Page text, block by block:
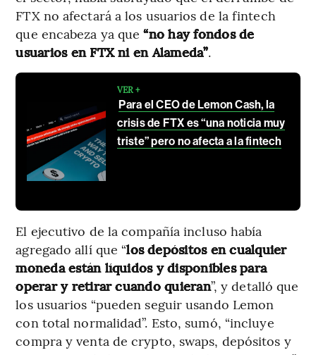
FTX no afectará a los usuarios de la fintech
que encabeza ya que“no hay fondos de
usuarios en FTX ni en Alameda”.
VER +
Para el CEO de Lemon Cash, la
crisis de FTX es “una noticia muy
triste” pero no afecta a la fintech
El ejecutivo de la compañía incluso había
agregado allí que “los depósitos en cualquier
moneda están líquidos y disponibles para
operar y retirar cuando quieran”, y detalló que
los usuarios “pueden seguir usando Lemon
con total normalidad”. Esto, sumó, “incluye
compra y venta de crypto, swaps, depósitos y